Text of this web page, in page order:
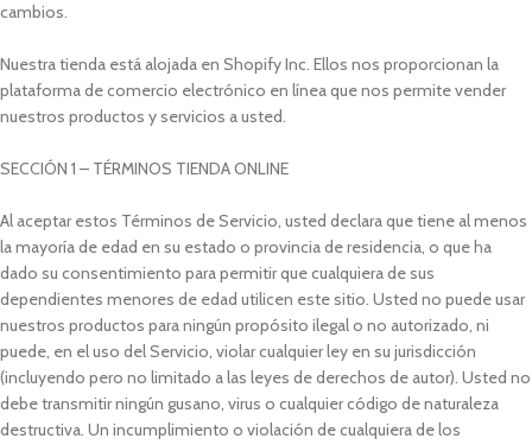
cambios.
Nuestra tienda está alojada en Shopify Inc. Ellos nos proporcionan la
plataforma de comercio electrónico en línea que nos permite vender
nuestros productos y servicios a usted.
SECCIÓN 1 – TÉRMINOS TIENDA ONLINE
Al aceptar estos Términos de Servicio, usted declara que tiene al menos
la mayoría de edad en su estado o provincia de residencia, o que ha
dado su consentimiento para permitir que cualquiera de sus
dependientes menores de edad utilicen este sitio. Usted no puede usar
nuestros productos para ningún propósito ilegal o no autorizado, ni
puede, en el uso del Servicio, violar cualquier ley en su jurisdicción
(incluyendo pero no limitado a las leyes de derechos de autor). Usted no
debe transmitir ningún gusano, virus o cualquier código de naturaleza
destructiva. Un incumplimiento o violación de cualquiera de los